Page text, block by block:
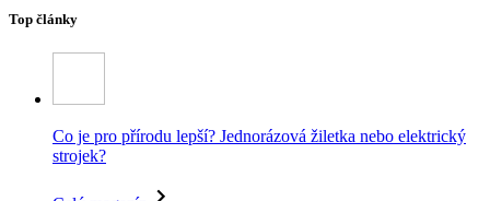
Top články
Co je pro přírodu lepší? Jednorázová žiletka nebo elektrický
strojek?